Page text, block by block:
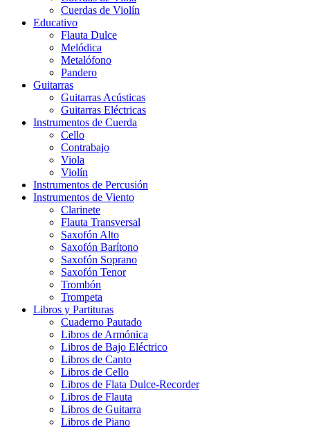
Cuerdas de Violín
Educativo
Flauta Dulce
Melódica
Metalófono
Pandero
Guitarras
Guitarras Acústicas
Guitarras Eléctricas
Instrumentos de Cuerda
Cello
Contrabajo
Viola
Violín
Instrumentos de Percusión
Instrumentos de Viento
Clarinete
Flauta Transversal
Saxofón Alto
Saxofón Barítono
Saxofón Soprano
Saxofón Tenor
Trombón
Trompeta
Libros y Partituras
Cuaderno Pautado
Libros de Armónica
Libros de Bajo Eléctrico
Libros de Canto
Libros de Cello
Libros de Flata Dulce-Recorder
Libros de Flauta
Libros de Guitarra
Libros de Piano